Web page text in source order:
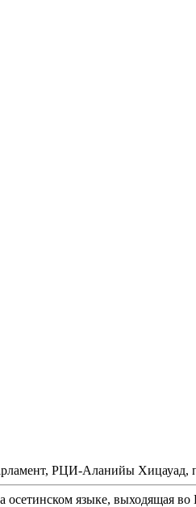
РЦИ-Аланийы Хицауад,
осетинском языке, выходящая